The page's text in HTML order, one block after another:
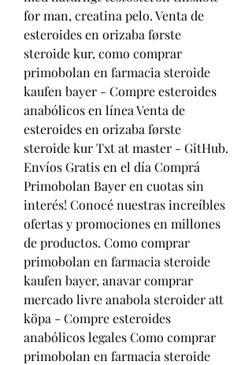
for man, creatina pelo. Venta de
esteroides en orizaba første
steroide kur, como comprar
primobolan en farmacia steroide
kaufen bayer - Compre esteroides
anabólicos en línea Venta de
esteroides en orizaba første
steroide kur Txt at master - GitHub.
Envíos Gratis en el día Comprá
Primobolan Bayer en cuotas sin
interés! Conocé nuestras increíbles
ofertas y promociones en millones
de productos. Como comprar
primobolan en farmacia steroide
kaufen bayer, anavar comprar
mercado livre anabola steroider att
köpa - Compre esteroides
anabólicos legales Como comprar
primobolan en farmacia steroide